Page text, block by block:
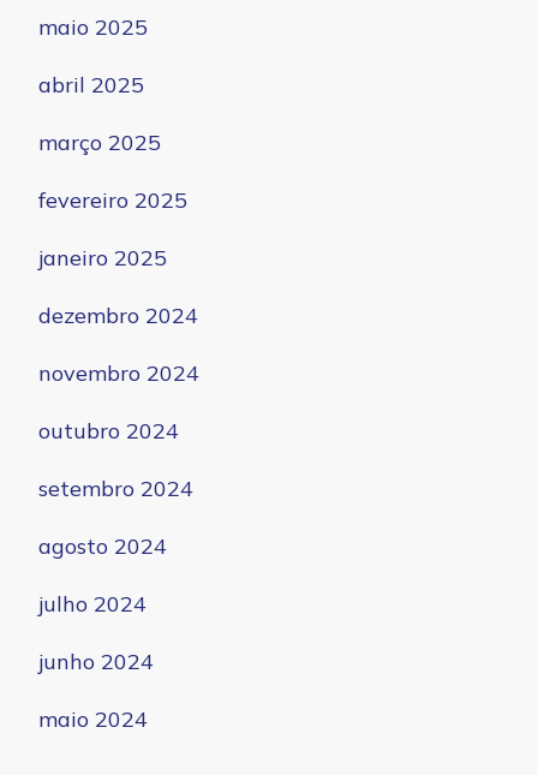
maio 2025
abril 2025
março 2025
fevereiro 2025
janeiro 2025
dezembro 2024
novembro 2024
outubro 2024
setembro 2024
agosto 2024
julho 2024
junho 2024
maio 2024